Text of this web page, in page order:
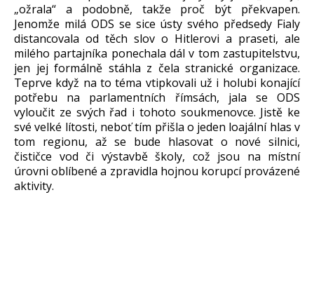
„ožrala“ a podobně, takže proč být překvapen.
Jenomže milá ODS se sice ústy svého předsedy Fialy
distancovala od těch slov o Hitlerovi a praseti, ale
milého partajníka ponechala dál v tom zastupitelstvu,
jen jej formálně stáhla z čela stranické organizace.
Teprve když na to téma vtipkovali už i holubi konající
potřebu na parlamentních římsách, jala se ODS
vyloučit ze svých řad i tohoto soukmenovce. Jistě ke
své velké lítosti, neboť tím přišla o jeden loajální hlas v
tom regionu, až se bude hlasovat o nové silnici,
čističce vod či výstavbě školy, což jsou na místní
úrovni oblíbené a zpravidla hojnou korupcí provázené
aktivity.